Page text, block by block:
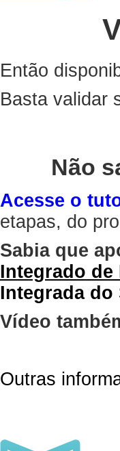
Então
Basta validar
Não
Acesse o
etapas, do
Sabia que
Integrado de
Integrada do
Vídeo
Outras